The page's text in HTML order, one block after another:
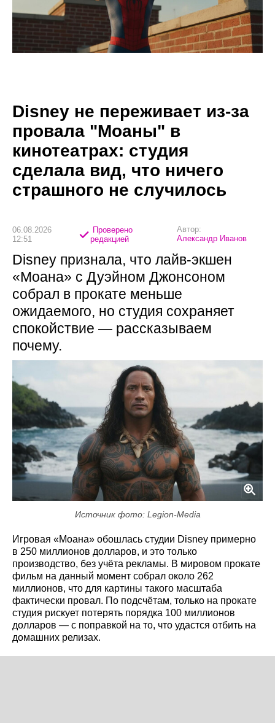
Disney не переживает из-за
провала "Моаны" в
кинотеатрах: студия
сделала вид, что ничего
страшного не случилось
06.08.2026
12:51
Проверено
редакцией
Автор:
Александр Иванов
Disney признала, что лайв-экшен
«Моана» с Дуэйном Джонсоном
собрал в прокате меньше
ожидаемого, но студия сохраняет
спокойствие — рассказываем
почему.
Источник фото: Legion-Media
Игровая «Моана» обошлась студии Disney примерно
в 250 миллионов долларов, и это только
производство, без учёта рекламы. В мировом прокате
фильм на данный момент собрал около 262
миллионов, что для картины такого масштаба
фактически провал. По подсчётам, только на прокате
студия рискует потерять порядка 100 миллионов
долларов — с поправкой на то, что удастся отбить на
домашних релизах.